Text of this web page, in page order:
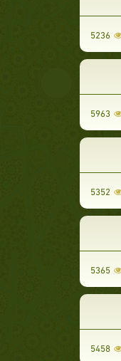
5236
5963
5352
5365
5458